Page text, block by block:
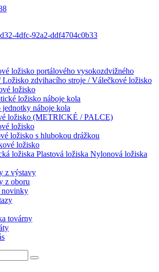
ložisko portálového vysokozdvižného
Ložisko zdvihacího stroje / Válečkové ložisko
ložisko
ložisko náboje kola
náboje kola
ložisko (METRICKÉ / PALCE)
ložisko
ložisko s hlubokou drážkou
ložisko
ložiska Plastová ložiska Nylonová ložiska
z výstavy
z oboru
novinky
továrny